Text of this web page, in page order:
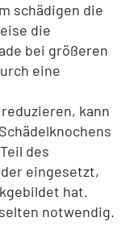
schädigen die
die
bei größeren
eine
kann
des
eingesetzt,
hat.
notwendig.